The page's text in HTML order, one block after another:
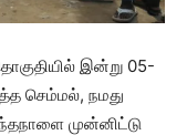
இன்று 05-
செம்மல், நமது
முன்னிட்டு